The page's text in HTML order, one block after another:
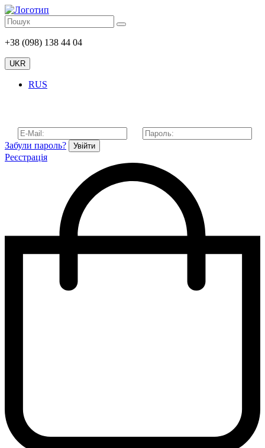
+38 (098) 138 44 04
UKR
RUS
Забули пароль? Увійти
Реєстрація